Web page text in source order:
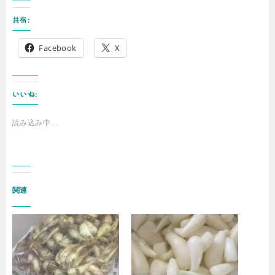
共有:
Facebook X
いいね:
読み込み中…
関連